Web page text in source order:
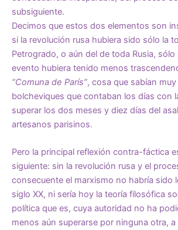
subsiguiente.
Decimos que estos dos elementos son
si la revolución rusa hubiera sido sólo la
Petrogrado, o aún del de toda Rusia,
evento hubiera tenido menos
“Comuna de París”, cosa que sabían
bolcheviques que contaban los días con
superar los dos meses y diez días del
artesanos parisinos.
Pero la principal reflexión contra-fáctica
siguiente: sin la revolución rusa y el
consecuente el marxismo no habría sido
siglo XX, ni sería hoy la teoría filosófica
política que es, cuya autoridad no ha
menos aún superarse por ninguna otra, a